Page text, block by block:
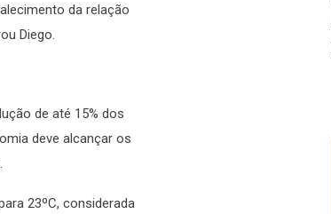
da relação
Diego.
de até 15% dos
deve alcançar os
23ºC, considerada